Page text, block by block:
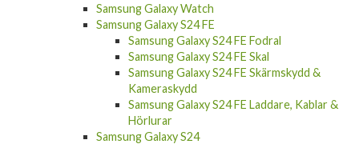
Samsung Galaxy Watch
Samsung Galaxy S24 FE
Samsung Galaxy S24 FE Fodral
Samsung Galaxy S24 FE Skal
Samsung Galaxy S24 FE Skärmskydd &
Kameraskydd
Samsung Galaxy S24 FE Laddare, Kablar &
Hörlurar
Samsung Galaxy S24